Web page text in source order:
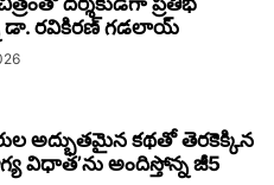
డా. రవికిరణ్ గడలాయ్
అద్భుతమైన కథతో తెరకెక్కిన
విధాత’ను అందిస్తోన్న జీ5